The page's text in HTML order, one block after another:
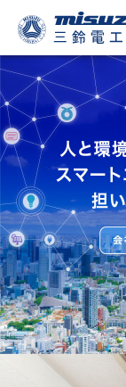
2021.03.10
ＶＳ（ブイエ
ルサイズ 販
2020.12.22